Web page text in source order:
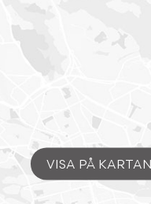
VISA PÅ KARTAN